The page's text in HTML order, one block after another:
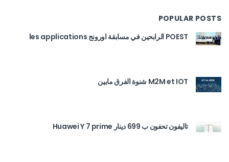
POPULAR POSTS
POEST الرابحين في مسابقة اورونج les applications
M2M et IOT شنوة الفرق مابين
تاليفون تحفون ب 699 دينار Huawei Y 7 prime